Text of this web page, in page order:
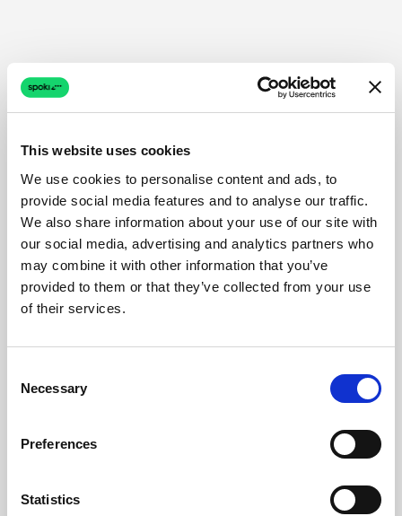
This website uses cookies
We use cookies to personalise content and ads, to
provide social media features and to analyse our traffic.
We also share information about your use of our site with
our social media, advertising and analytics partners who
may combine it with other information that you’ve
provided to them or that they’ve collected from your use
of their services.
Selection
Necessary
Preferences
Statistics